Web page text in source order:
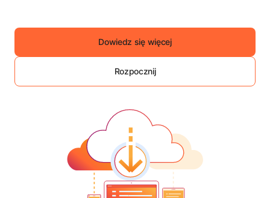
Dowiedz się więcej
Rozpocznij